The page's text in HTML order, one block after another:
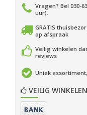
Vragen? Bel 030-
uur).
GRATIS
op afspraak
Veilig winkelen
reviews
Uniek
VEILIG WINKELEN